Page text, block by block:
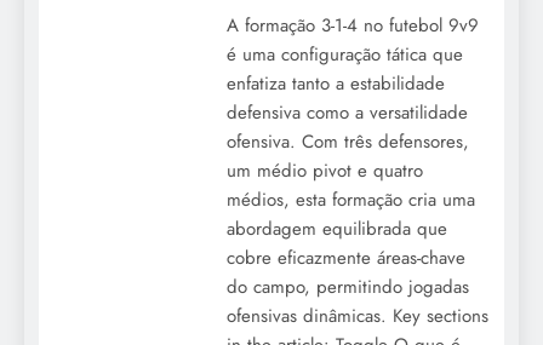
A formação 3-1-4 no futebol 9v9
é uma configuração tática que
enfatiza tanto a estabilidade
defensiva como a versatilidade
ofensiva. Com três defensores,
um médio pivot e quatro
médios, esta formação cria uma
abordagem equilibrada que
cobre eficazmente áreas-chave
do campo, permitindo jogadas
ofensivas dinâmicas. Key sections